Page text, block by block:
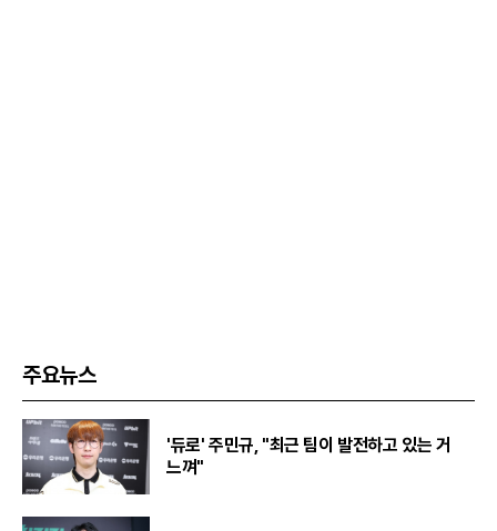
주요뉴스
'듀로' 주민규, "최근 팀이 발전하고 있는 거
느껴"